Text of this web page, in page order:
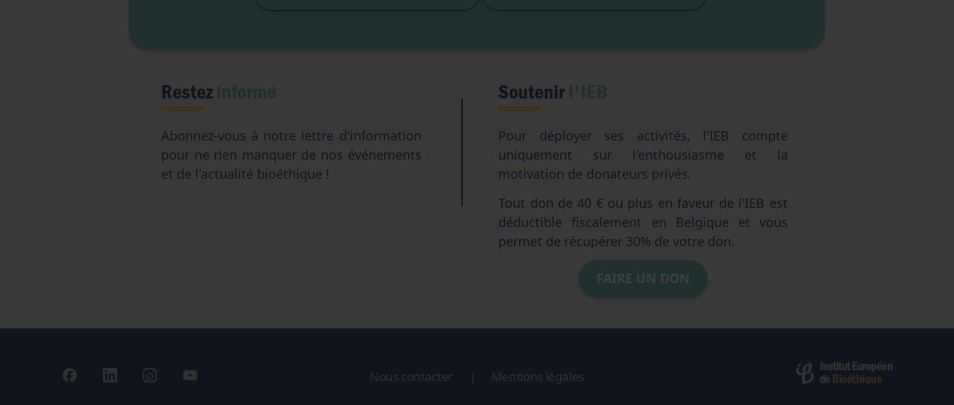
Restezinformé
Abonnez-vous à notre lettre d'information
pour ne rien manquer de nos événements
et de l'actualité bioéthique !
Soutenirl'IEB
Pour déployer ses activités, l'IEB compte
uniquement sur l'enthousiasme et la
motivation de donateurs privés.
Tout don de 40 € ou plus en faveur de l'IEB est
déductible fiscalement en Belgique et vous
permet de récupérer 30% de votre don.
FAIRE UN DON
Nous contacter | Mentions légales
Institut Européen
deBioéthique